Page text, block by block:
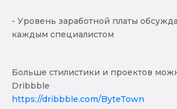
- Уровень заработной платы
каждым специалистом
Больше стилистики и проектов
Dribbble
https://dribbble.com/ByteTown